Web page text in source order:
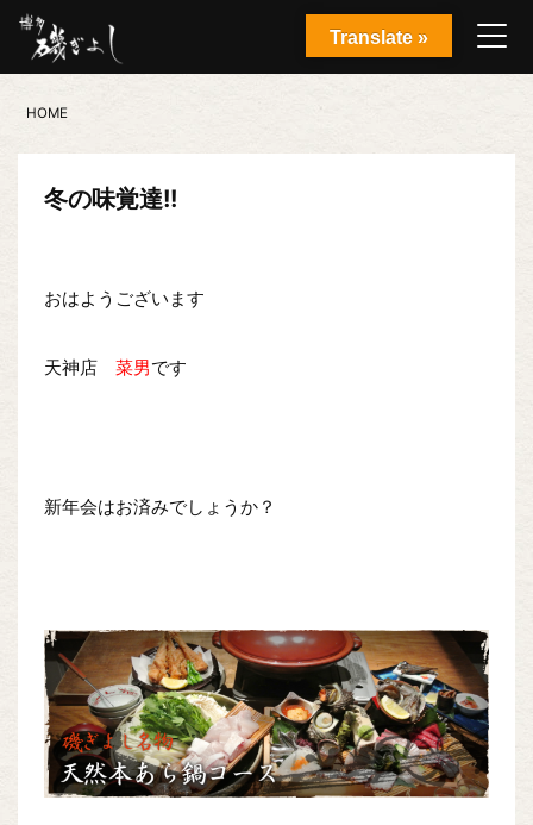
HOME
冬の味覚達!!
おはようございます
天神店菜男です
新年会はお済みでしょうか？
Translate »